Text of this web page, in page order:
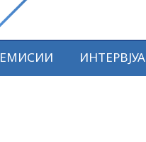
ЕМИСИИ ИНТЕРВЈУА